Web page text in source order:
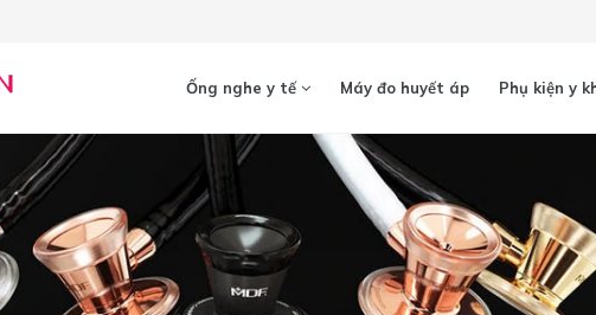
Ống nghe y tế Máy đo huyết áp Phụ kiện y
Loading...